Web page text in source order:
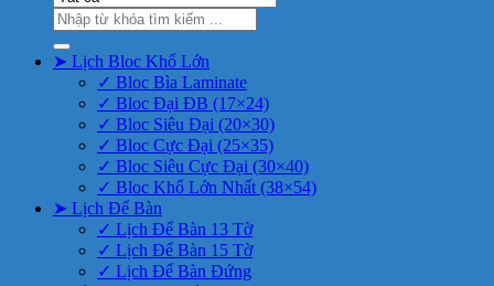
Tìm
kiếm:
➤ Lịch Bloc Khổ Lớn
✓ Bloc Bìa Laminate
✓ Bloc Đại ĐB (17×24)
✓ Bloc Siêu Đại (20×30)
✓ Bloc Cực Đại (25×35)
✓ Bloc Siêu Cực Đại (30×40)
✓ Bloc Khổ Lớn Nhất (38×54)
➤ Lịch Để Bàn
✓ Lịch Để Bàn 13 Tờ
✓ Lịch Để Bàn 15 Tờ
✓ Lịch Để Bàn Đứng